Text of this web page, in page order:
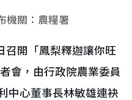
機關：農糧署
開「鳳梨釋迦讓你旺
會，由行政院農業委員
中心董事長林敏雄連袂